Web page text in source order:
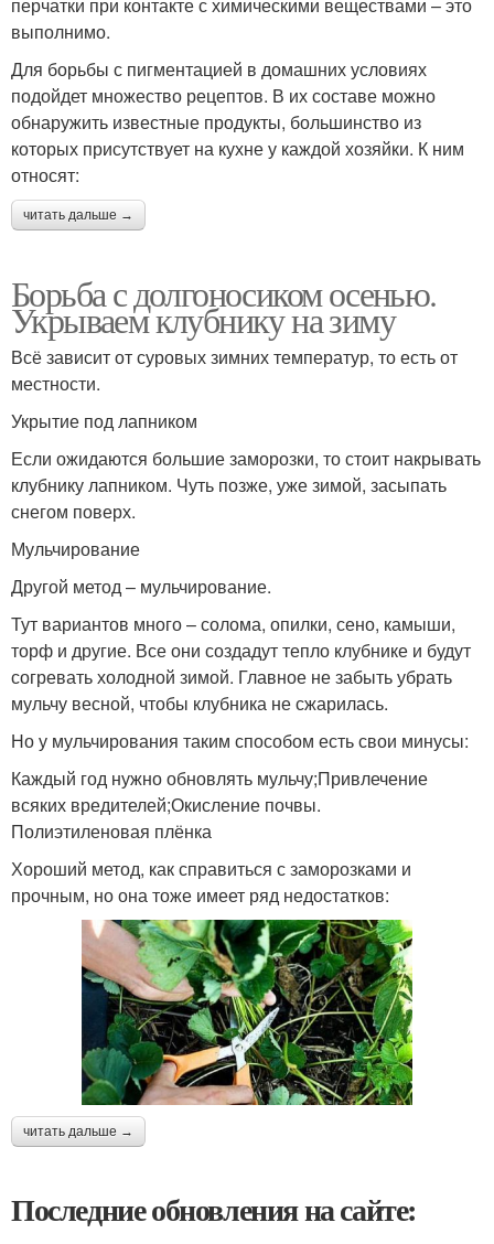
перчатки при контакте с химическими веществами – это
выполнимо.
Для борьбы с пигментацией в домашних условиях
подойдет множество рецептов. В их составе можно
обнаружить известные продукты, большинство из
которых присутствует на кухне у каждой хозяйки. К ним
относят:
читать дальше →
Борьба с долгоносиком осенью.
Укрываем клубнику на зиму
Всё зависит от суровых зимних температур, то есть от
местности.
Укрытие под лапником
Если ожидаются большие заморозки, то стоит накрывать
клубнику лапником. Чуть позже, уже зимой, засыпать
снегом поверх.
Мульчирование
Другой метод – мульчирование.
Тут вариантов много – солома, опилки, сено, камыши,
торф и другие. Все они создадут тепло клубнике и будут
согревать холодной зимой. Главное не забыть убрать
мульчу весной, чтобы клубника не сжарилась.
Но у мульчирования таким способом есть свои минусы:
Каждый год нужно обновлять мульчу;Привлечение
всяких вредителей;Окисление почвы.
Полиэтиленовая плёнка
Хороший метод, как справиться с заморозками и
прочным, но она тоже имеет ряд недостатков:
читать дальше →
Последние обновления на сайте: